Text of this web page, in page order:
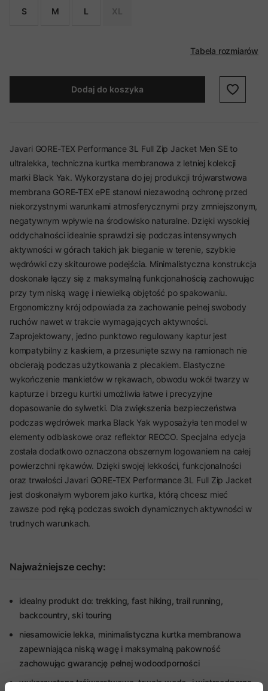
S M L XL
Tabela rozmiarów
Dodaj do koszyka
Javari GORE-TEX Performance 3L Full Zip Jacket Men SE to
ultralekka, techniczna kurtka membranowa z letniej kolekcji
marki Black Yak. Wykorzystana do jej produkcji trójwarstwowa
membrana GORE-TEX ePE stanowi niezawodną ochronę przed
niekorzystnymi warunkami atmosferycznymi przy zmniejszonym,
negatywnym wpływie na środowisko naturalne. Dzięki wysokiej
oddychalności idealnie sprawdzi się podczas intensywnych
aktywności w górach takich jak bieganie w terenie, szybkie
wędrówki czy skitourowe podejścia. Minimalistyczna konstrukcja
doskonale łączy się z maksymalną funkcjonalnością zachowując
przy tym niską wagę i niewielką objętość po spakowaniu.
Ergonomiczny krój odpowiada za zachowanie pełnej swobody
ruchów nawet w trakcie wymagających aktywności.
Zaprojektowany, jedno punktowo regulowany kaptur jest
kompatybilny z kaskiem, a przesunięte szwy na ramionach nie
obcierają podczas użytkowania z plecakiem. Elastyczne
wykończenie mankietów w rękawach, obwodu wokół twarzy w
kapturze i brzegu kurtki umożliwia łatwe i precyzyjne
dopasowanie do sylwetki. Dla zwiększenia bezpieczeństwa
podczas wędrówek marka Black Yak wyposażyła ten model w
elementy odblaskowe oraz reflektor RECCO. Specjalna edycja
została dodatkowo oznaczona obszernym logowaniem na całej
powierzchni rękawów. Dzięki swojej lekkości, funkcjonalności
oraz trwałości Javari GORE-TEX Performance 3L Full Zip Jacket
jest doskonałym wyborem jako kurtka, którą chcesz mieć
zawsze pod ręką podczas swoich dynamicznych aktywności w
trudnych warunkach.
Najważniejsze cechy:
idealny produkt do: trekking, fast hiking, trail running,
backcountry, ski touring
niesamowicie lekka, minimalistyczna kurtka membranowa
zapewniająca niską wagę i maksymalną pakowność
zachowując gwarancję pełnej wodoodporności
wykorzystana trójwarstwowa, trwale wodo- i wiatroodporna,